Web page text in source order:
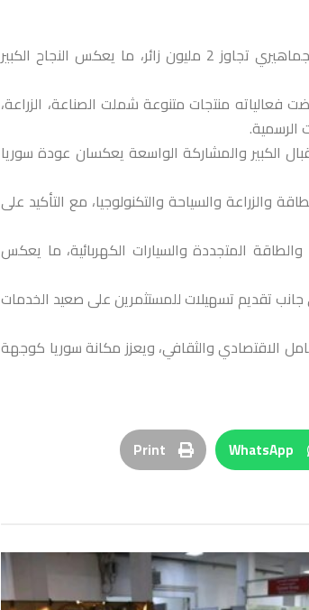
اختتمت فعاليات الدورة الـ62 من معرض دمشق الدولي وسط أجواء احتفالية وحضور جماهيري تجاوز 2 مليون زائر، ما يعكس النجاح الكبير
دولة عربية وأجنبية، واستعرضت فعالياته منتجات متنوعة شملت الصناعة، الزراعة،
الرسمية.
الكبير والمشاركة الواسعة يعكسان عودة سوريا
والسياحة والتكنولوجيا، مع التأكيد على
المتجددة والسيارات الكهربائية، ما يعكس
تقديم تسهيلات للمستثمرين على صعيد الخدمات
الاقتصادي والثقافي، ويعزز مكانة سوريا كوجهة
WhatsApp
Print